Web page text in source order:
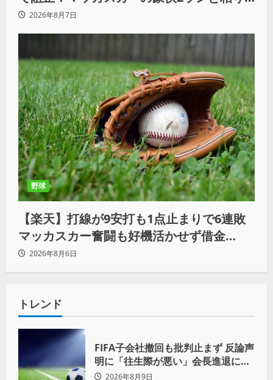
の継投でオリックスを破る
2026年8月7日
野球
【楽天】打線が9安打も1点止まりで6連敗
マッカスカー奮闘も好機活かせず借金
「22」
2026年8月6日
トレンド
FIFA子会社撤回も批判止まず 反論声
明に「往生際が悪い」会長進退に注
目 2026年8月9日